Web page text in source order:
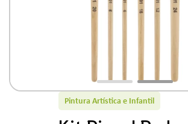
Pintura Artística e Infantil